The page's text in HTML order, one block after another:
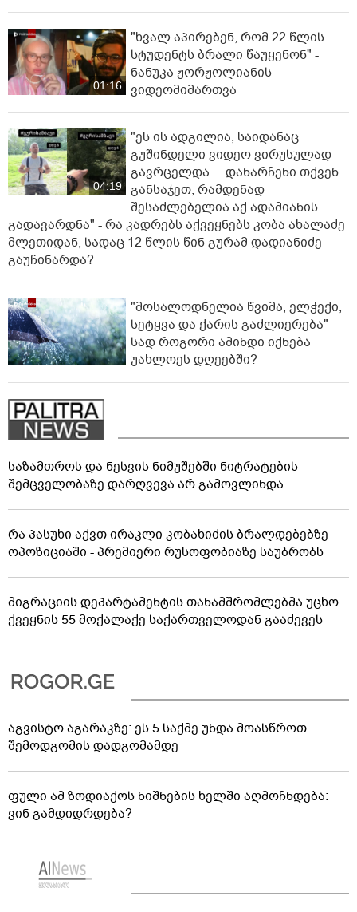
01:16
"ხვალ აპირებენ, რომ 22 წლის
სტუდენტს ბრალი წაუყენონ" -
ნანუკა ჟორჟოლიანის
ვიდეომიმართვა
04:19
"ეს ის ადგილია, საიდანაც
გუშინდელი ვიდეო ვირუსულად
გავრცელდა.... დანარჩენი თქვენ
განსაჯეთ, რამდენად
შესაძლებელია აქ ადამიანის
გადავარდნა" - რა კადრებს აქვეყნებს კობა ახალაძე
მლეთიდან, სადაც 12 წლის წინ გურამ დადიანიძე
გაუჩინარდა?
"მოსალოდნელია წვიმა, ელჭექი,
სეტყვა და ქარის გაძლიერება" -
სად როგორი ამინდი იქნება
უახლოეს დღეებში?
საზამთროს და ნესვის ნიმუშებში ნიტრატების
შემცველობაზე დარღვევა არ გამოვლინდა
რა პასუხი აქვთ ირაკლი კობახიძის ბრალდებებზე
ოპოზიციაში - პრემიერი რუსოფობიაზე საუბრობს
მიგრაციის დეპარტამენტის თანამშრომლებმა უცხო
ქვეყნის 55 მოქალაქე საქართველოდან გააძევეს
აგვისტო აგარაკზე: ეს 5 საქმე უნდა მოასწროთ
შემოდგომის დადგომამდე
ფული ამ ზოდიაქოს ნიშნების ხელში აღმოჩნდება:
ვინ გამდიდრდება?